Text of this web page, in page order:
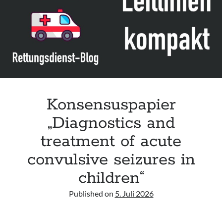
Leitlinie „Die geburtshilfliche Analgesie und Anästhesie“ der DGAI
Konsensuspapier „Management of endocrine emergencies –
Management of myxoedema coma“ der ETA
Leitlinie „Bauchschmerz bei Kindern und Jugendlichen – Bildgebende
Konsensuspapier
„Diagnostics and
treatment of acute
convulsive seizures in
children“
Published on 5. Juli 2026